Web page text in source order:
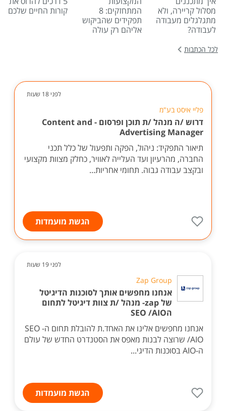
מסלול קריירה, ולא
מתגלגלים מעבודה
לעבודה?
המתחזקים: 8
תפקידים שהביקוש
אליהם רק עולה
קורות החיים שלכם
לכל הכתבות
לפני 18 שעות
פליי איסט בע"מ
דרוש /ה מנהל /ת תוכן ופרסום - Content and
Advertising Manager
תיאור התפקיד: ניהול, הפקה ותפעול של כלל תכני
החברה, מהרעיון ועד העלייה לאוויר, כחלק מצוות מקצועי
ובקצב עבודה גבוה. תחומי אחריות...
הגשת מועמדות
לפני 19 שעות
Zap Group
אנחנו מחפשים אותך לסוכנות הדיגיטל
של zap- מנהל /ת צוות דיגיטל לתחום
הSEO /AIO
אנחנו מחפשים אלינו את האחד.ת להובלת תחום ה- SEO
/AIO שרוצה לבנות מאפס את הסטנדרט החדש של עולם
ה-AIO בסוכנות הדיגי...
הגשת מועמדות